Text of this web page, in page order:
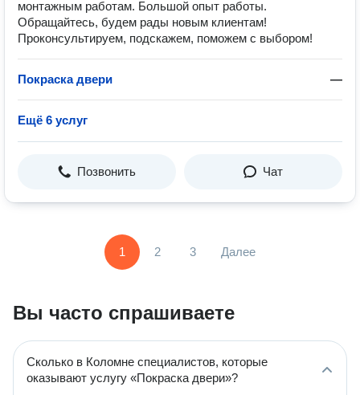
монтажным работам. Большой опыт работы.
Обращайтесь, будем рады новым клиентам!
Проконсультируем, подскажем, поможем с выбором!
Покраска двери —
Ещё 6 услуг
Позвонить Чат
1 2 3 Далее
Вы часто спрашиваете
Сколько в Коломне специалистов, которые
оказывают услугу «Покраска двери»?